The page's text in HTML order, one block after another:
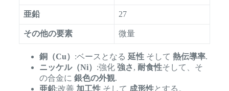
亜鉛 27
その他の要素 微量
銅（Cu） :ベースとなる 延性そして 熱伝導率.
ニッケル（Ni） :強化 強さ, 耐食性そして、そ
の合金に 銀色の外観.
亜鉛:改善 加工性そして 成形性とする。